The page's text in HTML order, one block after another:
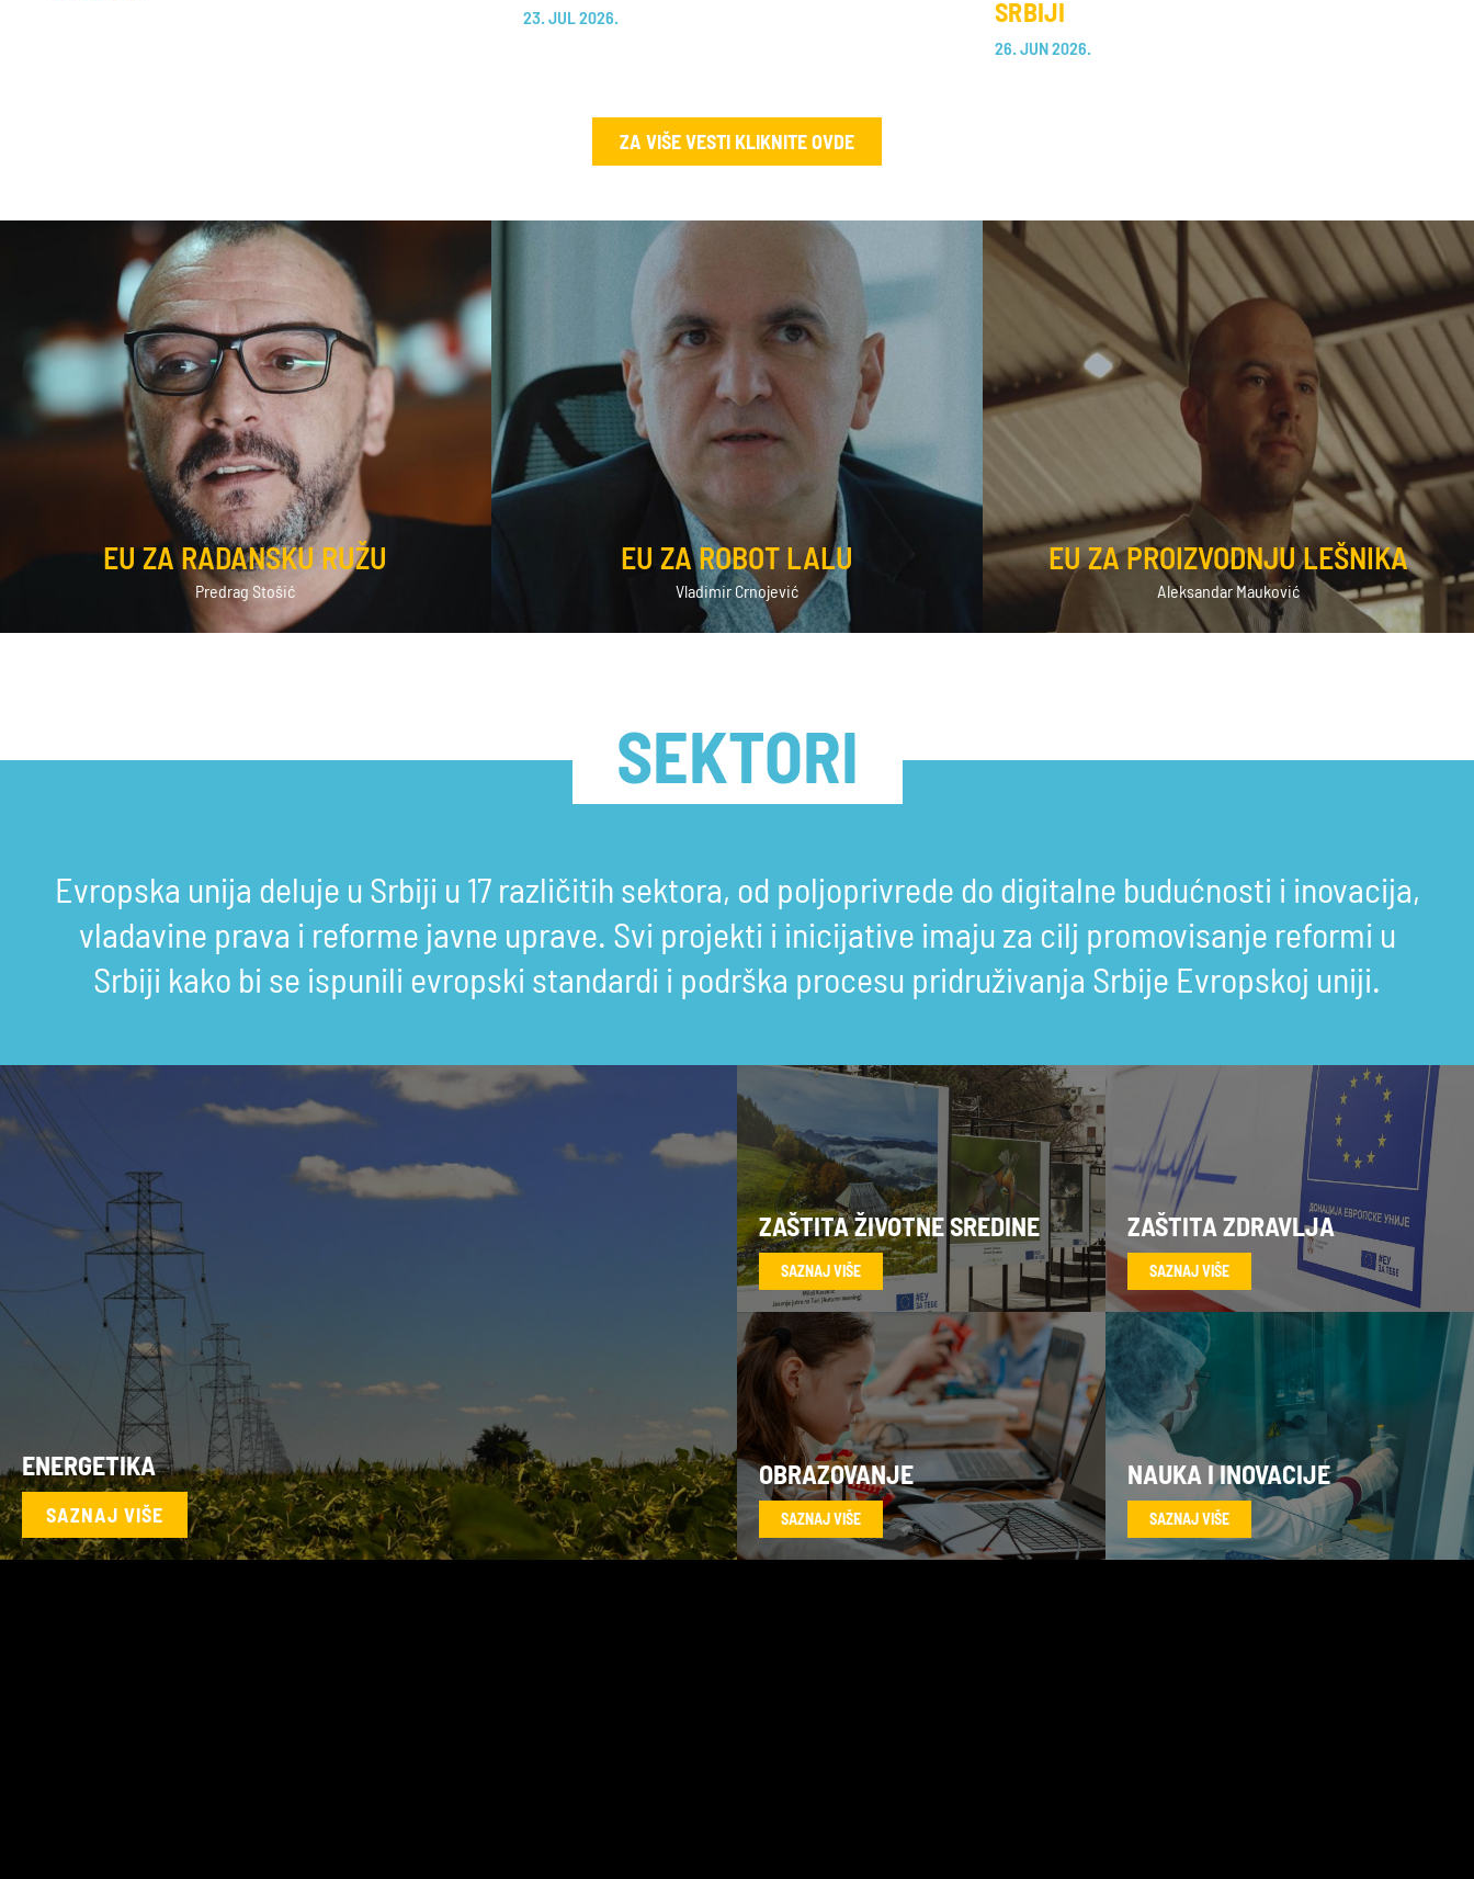
23. JUL 2026.
SRBIJI
26. JUN 2026.
ZA VIŠE VESTI KLIKNITE OVDE
EU ZA RADANSKU RUŽU
Predrag Stošić
EU ZA ROBOT LALU
Vladimir Crnojević
EU ZA PROIZVODNJU LEŠNIKA
Aleksandar Mauković
SEKTORI
Evropska unija deluje u Srbiji u 17 različitih sektora, od poljoprivrede do digitalne budućnosti i inovacija,
vladavine prava i reforme javne uprave. Svi projekti i inicijative imaju za cilj promovisanje reformi u
Srbiji kako bi se ispunili evropski standardi i podrška procesu pridruživanja Srbije Evropskoj uniji.
ENERGETIKA
SAZNAJ VIŠE
ZAŠTITA ŽIVOTNE SREDINE
SAZNAJ VIŠE
ZAŠTITA ZDRAVLJA
SAZNAJ VIŠE
OBRAZOVANJE
SAZNAJ VIŠE
NAUKA I INOVACIJE
SAZNAJ VIŠE